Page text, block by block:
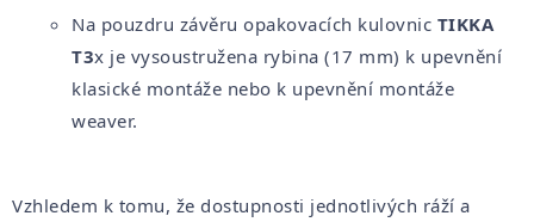
Na pouzdru závěru opakovacích kulovnic TIKKA
T3x je vysoustružena rybina (17 mm) k upevnění
klasické montáže nebo k upevnění montáže
weaver.
Vzhledem k tomu, že dostupnosti jednotlivých ráží a